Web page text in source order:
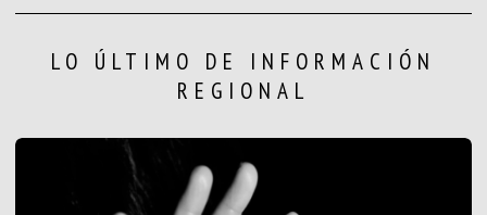
LO ÚLTIMO DE INFORMACIÓN
REGIONAL